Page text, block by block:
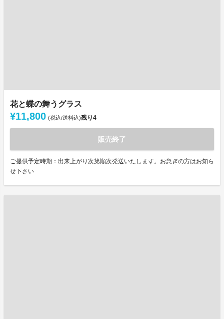
花と蝶の舞うグラス
¥11,800 (税込/送料込)残り4
販売終了
ご提供予定時期：出来上がり次第順次発送いたします。お急ぎの方はお知ら
せ下さい